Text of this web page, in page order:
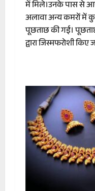
में मिले।उनके पास से
अलावा अन्य कमरों में
पूछताछ की गई।
द्वारा जिस्मफरोशी किए